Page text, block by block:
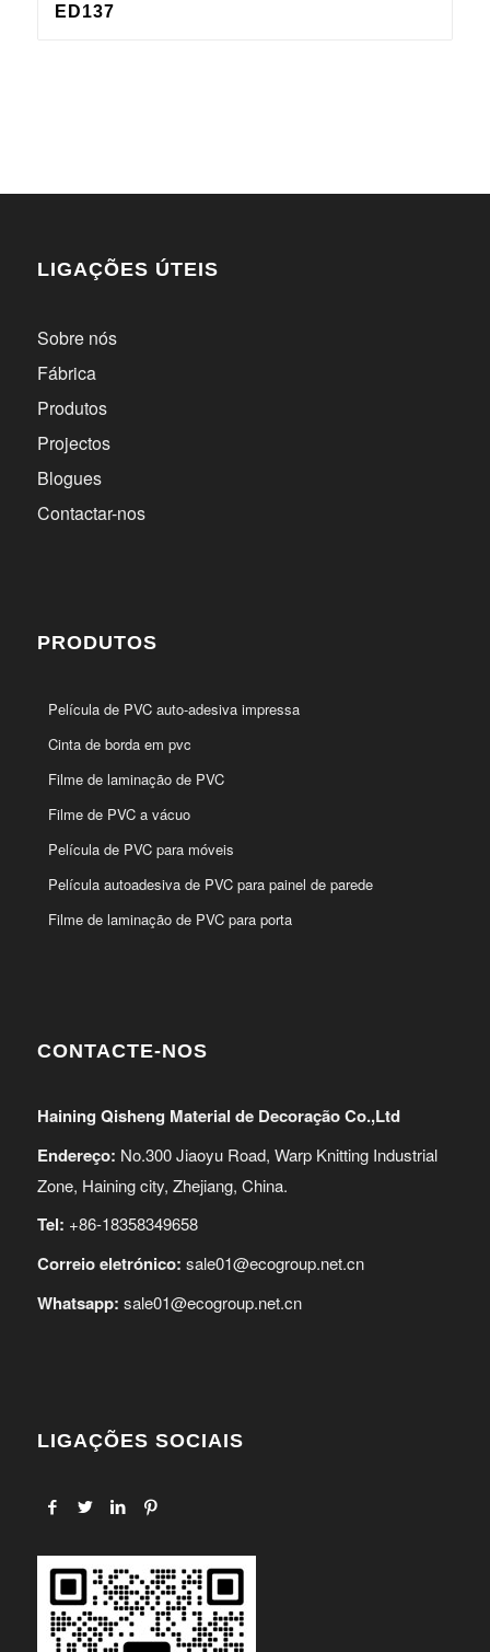
ED137
LIGAÇÕES ÚTEIS
Sobre nós
Fábrica
Produtos
Projectos
Blogues
Contactar-nos
PRODUTOS
Película de PVC auto-adesiva impressa
Cinta de borda em pvc
Filme de laminação de PVC
Filme de PVC a vácuo
Película de PVC para móveis
Película autoadesiva de PVC para painel de parede
Filme de laminação de PVC para porta
CONTACTE-NOS
Haining Qisheng Material de Decoração Co.,Ltd
Endereço: No.300 Jiaoyu Road, Warp Knitting Industrial
Zone, Haining city, Zhejiang, China.
Tel: +86-18358349658
Correio eletrónico: sale01@ecogroup.net.cn
Whatsapp: sale01@ecogroup.net.cn
LIGAÇÕES SOCIAIS